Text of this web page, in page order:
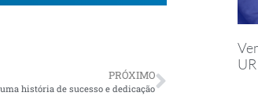
PRÓXIMO
história de sucesso e dedicação